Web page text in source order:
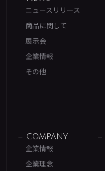
ニュースリリース
商品に関して
展示会
企業情報
その他
COMPANY
企業情報
企業理念